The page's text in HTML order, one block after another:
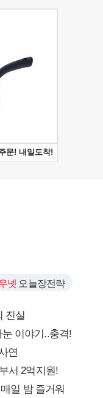
넷 오늘장전략
진실
이야기..충격!
연
서 2억지원!
일 밤 즐거워